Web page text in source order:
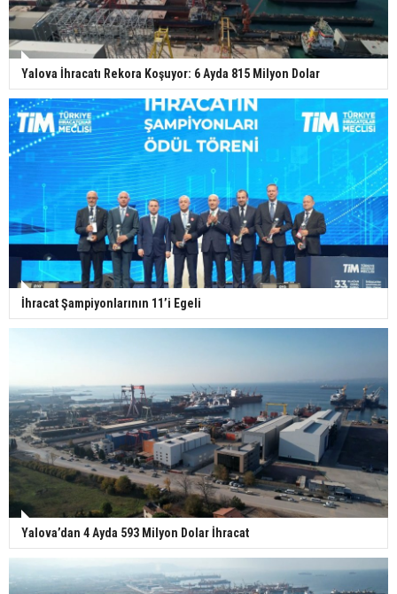
Yalova İhracatı Rekora Koşuyor: 6 Ayda 815 Milyon Dolar
İhracat Şampiyonlarının 11’i Egeli
Yalova’dan 4 Ayda 593 Milyon Dolar İhracat